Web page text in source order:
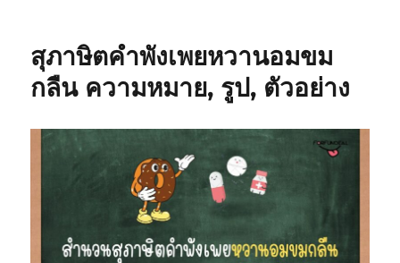
สุภาษิตคำพังเพยหวานอมขม
กลืน ความหมาย, รูป, ตัวอย่าง